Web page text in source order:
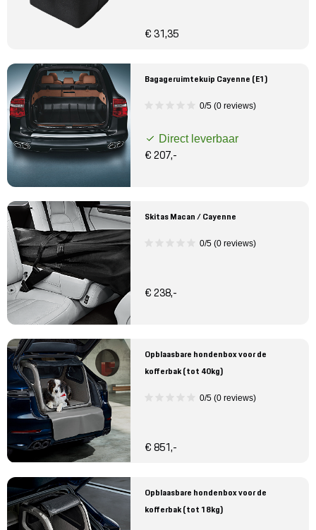
€ 31,35
Bagageruimtekuip Cayenne (E1)
0/5 (0 reviews)
Direct leverbaar
€ 207,-
Skitas Macan / Cayenne
0/5 (0 reviews)
€ 238,-
Opblaasbare hondenbox voor de
kofferbak (tot 40kg)
0/5 (0 reviews)
€ 851,-
Opblaasbare hondenbox voor de
kofferbak (tot 18kg)